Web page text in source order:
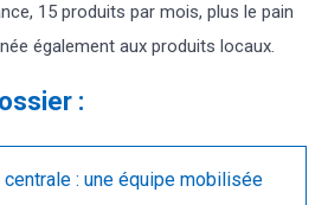
15 produits par mois, plus le pain
également aux produits locaux.
:
: une équipe mobilisée